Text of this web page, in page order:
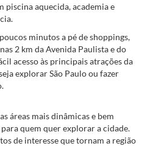
piscina aquecida, academia e
minutos a pé de shoppings,
2 km da Avenida Paulista e do
acesso às principais atrações da
explorar São Paulo ou fazer
áreas mais dinâmicas e bem
quem quer explorar a cidade.
de interesse que tornam a região